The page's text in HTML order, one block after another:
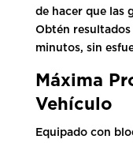
de hacer que las
Obtén
minutos, sin
Máxima
Vehículo
Equipado con